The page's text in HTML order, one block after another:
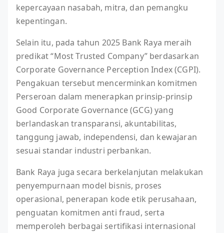
kepercayaan nasabah, mitra, dan pemangku
kepentingan.
Selain itu, pada tahun 2025 Bank Raya meraih
predikat “Most Trusted Company” berdasarkan
Corporate Governance Perception Index (CGPI).
Pengakuan tersebut mencerminkan komitmen
Perseroan dalam menerapkan prinsip-prinsip
Good Corporate Governance (GCG) yang
berlandaskan transparansi, akuntabilitas,
tanggung jawab, independensi, dan kewajaran
sesuai standar industri perbankan.
Bank Raya juga secara berkelanjutan melakukan
penyempurnaan model bisnis, proses
operasional, penerapan kode etik perusahaan,
penguatan komitmen anti fraud, serta
memperoleh berbagai sertifikasi internasional